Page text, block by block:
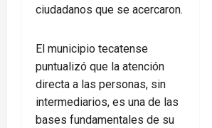
ciudadanos que se acercaron.
El municipio tecatense
puntualizó que la atención
directa a las personas, sin
intermediarios, es una de las
bases fundamentales de su